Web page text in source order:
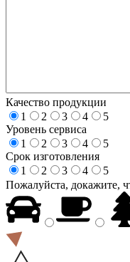
Качество продукции
1
2 3 4
5
Уровень сервиса
1
2 3 4
5
Срок изготовления
1
2 3 4
5
Пожалуйста, докажите,